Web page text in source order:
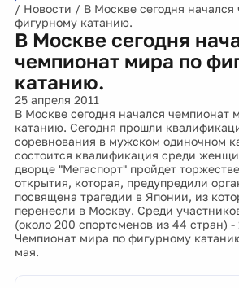
/ Новости / В Москве сегодня
фигурному катанию.
В Москве сегодня
чемпионат мира по
катанию.
25 апреля 2011
В Москве сегодня начался чемпионат
катанию. Сегодня прошли
соревнования в мужском одиночном
состоится квалификация среди
дворце "Мегаспорт" пройдет
открытия, которая, предупредили
посвящена трагедии в Японии, из
перенесли в Москву. Среди
(около 200 спортсменов из 44 стран) -
Чемпионат мира по фигурному
мая.